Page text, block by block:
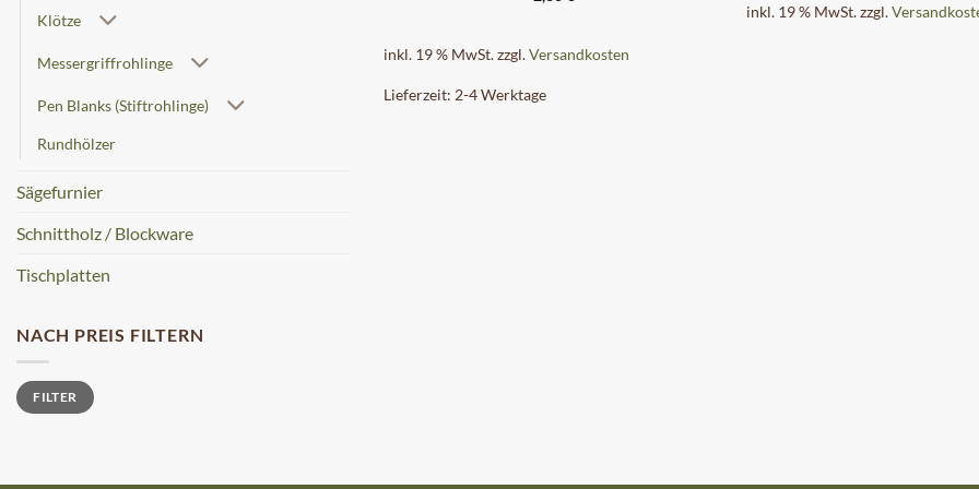
Klötze
Messergriffrohlinge
Pen Blanks (Stiftrohlinge)
Rundhölzer
Sägefurnier
Schnittholz / Blockware
Tischplatten
NACH PREIS FILTERN
Min.
Preis
Max.
PreisFILTER
inkl. 19 % MwSt.zzgl.Versandkosten
Lieferzeit: 2-4 Werktage
inkl. 19 % MwSt. zzgl.